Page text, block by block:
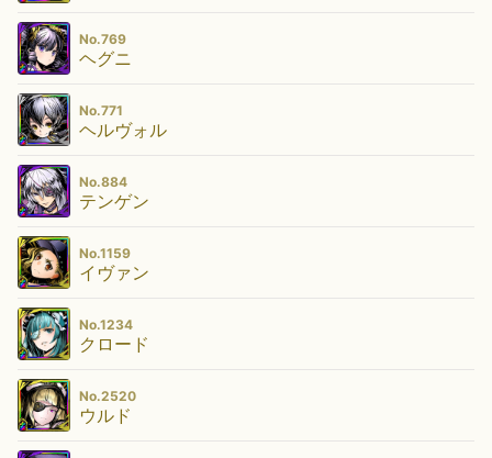
No.769
ヘグニ
No.771
ヘルヴォル
No.884
テンゲン
No.1159
イヴァン
No.1234
クロード
No.2520
ウルド